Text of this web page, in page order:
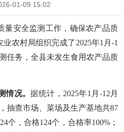
01-09 15:02
量安全监测工作，确保农产品质
业农村局组织完成了 2025年1月-1
任务，全县未发生食用农产品质
情况。据统计 ， 2025年1月-12月
抽查市场、菜场及生产基地共87
个，合格124个，合格率100% ；